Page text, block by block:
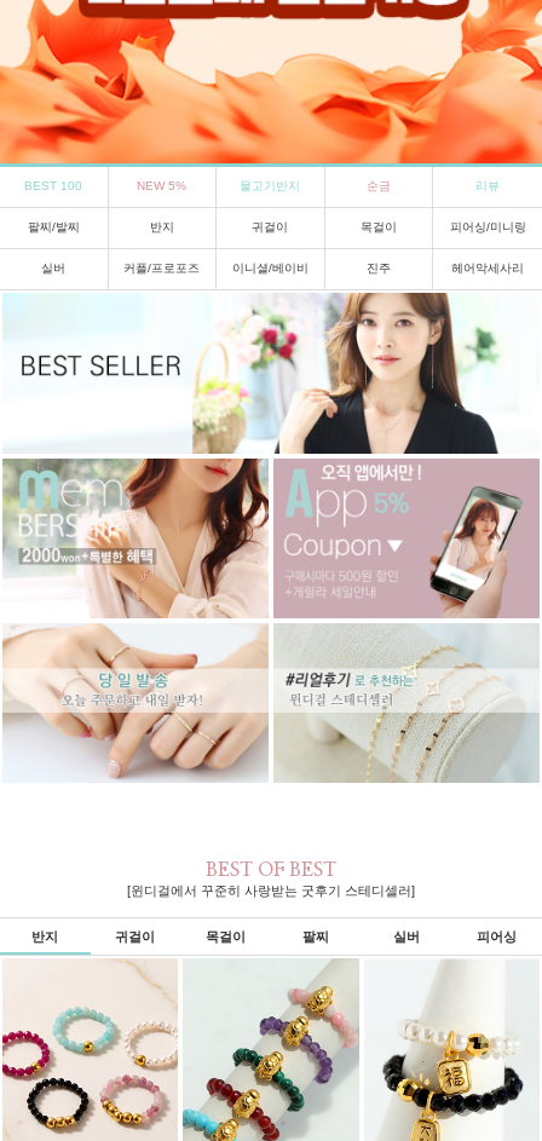
BEST 100 NEW 5% 물고기반지 순금 리뷰
팔찌/발찌 반지 귀걸이 목걸이 피어싱/미니링
실버 커플/프로포즈 이니셜/베이비 진주 헤어악세사리
BEST OF BEST
[윈디걸에서 꾸준히 사랑받는 굿후기 스테디셀러]
반지 귀걸이 목걸이 팔찌 실버 피어싱